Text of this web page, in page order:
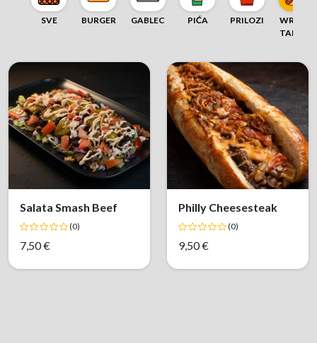
SVE BURGER GABLEC PIĆA PRILOZI
WRAP &
TANJUR
Salata Smash Beef
(0)
7,50 €
Philly Cheesesteak
(0)
9,50 €